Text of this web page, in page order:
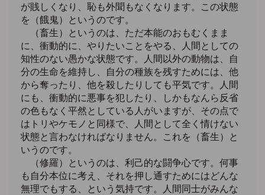
が賎しくなり、恥も外聞もなくなります。この状態
を（餓鬼）というのです。
（畜生）というのは、ただ本能のおもむくまま
に、衝動的に、やりたいことをやる、人間としての
知性のない愚かな状態です。人間以外の動物は、自
分の生命を維持し、自分の種族を残すためには、他
から奪ったり、他を殺したりしても平気です。人間
にも、衝動的に悪事を犯したり、しかもなんら反省
の色もなく平然としている人がいますが、その点で
はトリやケモノと同様で、人間として全く情けない
状態と言わなければなりません。これを（畜生）と
いうのです。
（修羅）というのは、利己的な闘争心です。何事
も自分本位に考え、それを押し通すためにはどんな
無理でもする、という気持です。人間同士がみんな